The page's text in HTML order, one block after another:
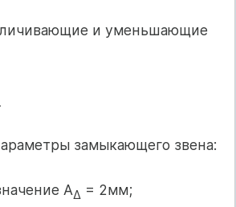
и уменьшающие
замыкающего звена:
A∆ = 2мм;